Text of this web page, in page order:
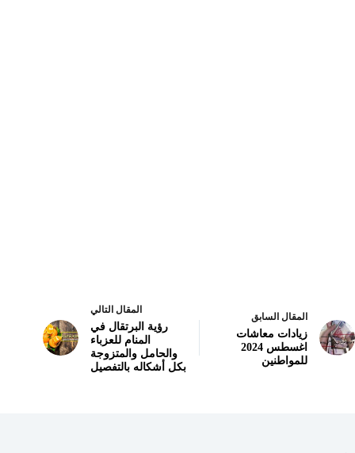
المقال السابق
زيادات معاشات
اغسطس 2024
للمواطنين
المقال التالي
رؤية البرتقال في
المنام للعزباء
والحامل والمتزوجة
بكل أشكاله بالتفصيل